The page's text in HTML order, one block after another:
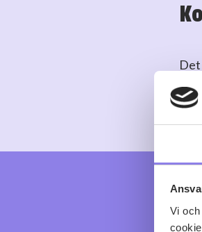
Vi och